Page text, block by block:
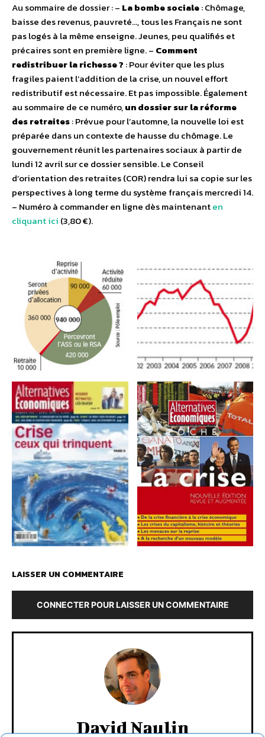
Au sommaire de dossier : – La bombe sociale: Chômage,
baisse des revenus, pauvreté…, tous les Français ne sont
pas logés à la même enseigne. Jeunes, peu qualifiés et
précaires sont en première ligne. – Comment
redistribuer la richesse ? : Pour éviter que les plus
fragiles paient l’addition de la crise, un nouvel effort
redistributif est nécessaire. Et pas impossible. Également
au sommaire de ce numéro,un dossier sur la réforme
des retraites: Prévue pour l’automne, la nouvelle loi est
préparée dans un contexte de hausse du chômage. Le
gouvernement réunit les partenaires sociaux à partir de
lundi 12 avril sur ce dossier sensible. Le Conseil
d’orientation des retraites (COR) rendra lui sa copie sur les
perspectives à long terme du système français mercredi 14.
– Numéro à commander en ligne dès maintenanten
cliquant ici (3,80 €).
LAISSER UN COMMENTAIRE
CONNECTER POUR LAISSER UN COMMENTAIRE
David Naulin